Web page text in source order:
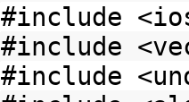
#include
#include
#include